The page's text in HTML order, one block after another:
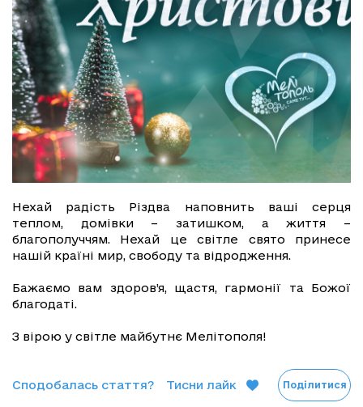
Нехай радість Різдва наповнить ваші серця
теплом, домівки – затишком, а життя –
благополуччям. Нехай це світле свято принесе
нашій країні мир, свободу та відродження.
Бажаємо вам здоров’я, щастя, гармонії та Божої
благодаті.
З вірою у світле майбутнє Мелітополя!
Сподобалась стаття? Тисни лайк Поділитися